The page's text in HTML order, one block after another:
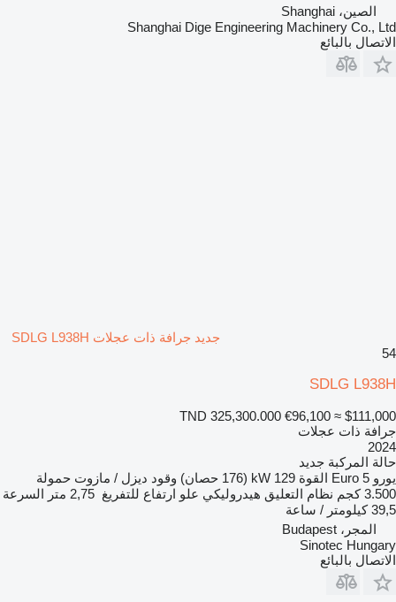
الصين، Shanghai
Shanghai Dige Engineering Machinery Co., Ltd
الاتصال بالبائع
جديد جرافة ذات عجلات SDLG L938H
54
SDLG L938H
TND 325,300.000 €96,100 ≈ $111,000
جرافة ذات عجلات
2024
حالة المركبة جديد
يورو Euro 5 القوة 129 kW (176 حصان) وقود ديزل / مازوت حمولة
3.500 كجم
نظام التعليق هيدروليكي علو ارتفاع للتفريغ 2,75 متر
السرعة
39,5 كيلومتر / ساعة
المجر، Budapest
Sinotec Hungary
الاتصال بالبائع